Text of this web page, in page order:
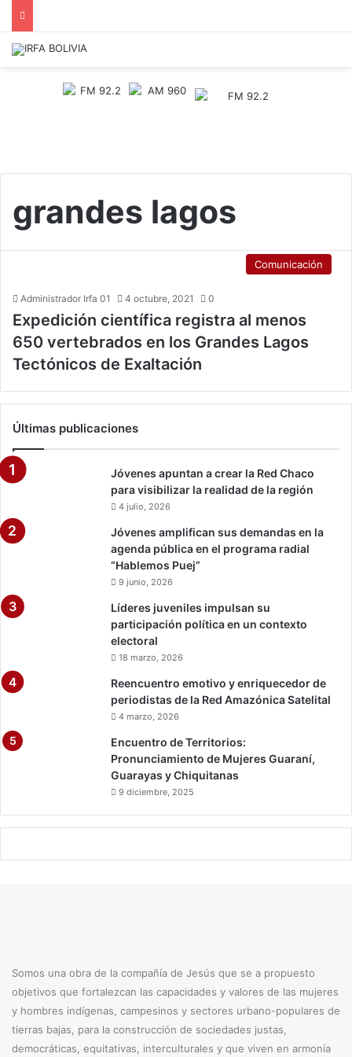
grandes lagos
Comunicación
Administrador Irfa 01 4 octubre, 2021 0
Expedición científica registra al menos
650 vertebrados en los Grandes Lagos
Tectónicos de Exaltación
Últimas publicaciones
Jóvenes apuntan a crear la Red Chaco
para visibilizar la realidad de la región
4 julio, 2026
Jóvenes amplifican sus demandas en la
agenda pública en el programa radial
“Hablemos Puej”
9 junio, 2026
Líderes juveniles impulsan su
participación política en un contexto
electoral
18 marzo, 2026
Reencuentro emotivo y enriquecedor de
periodistas de la Red Amazónica Satelital
4 marzo, 2026
Encuentro de Territorios:
Pronunciamiento de Mujeres Guaraní,
Guarayas y Chiquitanas
9 diciembre, 2025
Somos una obra de la compañía de Jesús que se a propuesto
objetivos que fortalezcan las capacidades y valores de las mujeres
y hombres indígenas, campesinos y sectores urbano-populares de
tierras bajas, para la construcción de sociedades justas,
democráticas, equitativas, interculturales y que viven en armonía